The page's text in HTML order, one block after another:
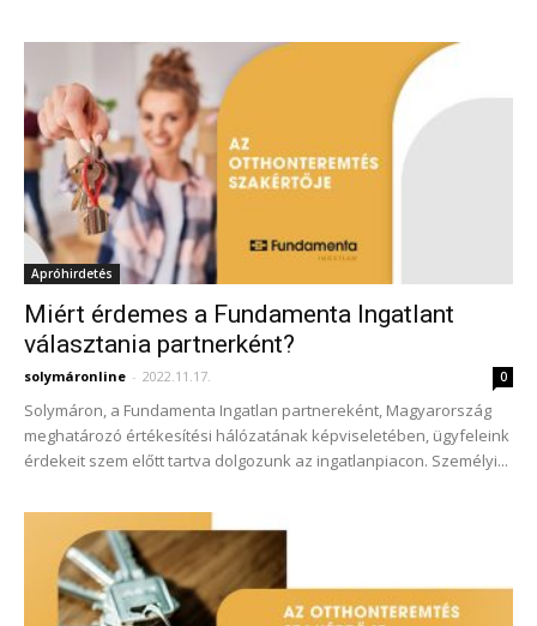
Apróhirdetés
Miért érdemes a Fundamenta Ingatlant
választania partnerként?
solymáronline - 2022.11.17. 0
Solymáron, a Fundamenta Ingatlan partnereként, Magyarország
meghatározó értékesítési hálózatának képviseletében, ügyfeleink
érdekeit szem előtt tartva dolgozunk az ingatlanpiacon. Személyi...